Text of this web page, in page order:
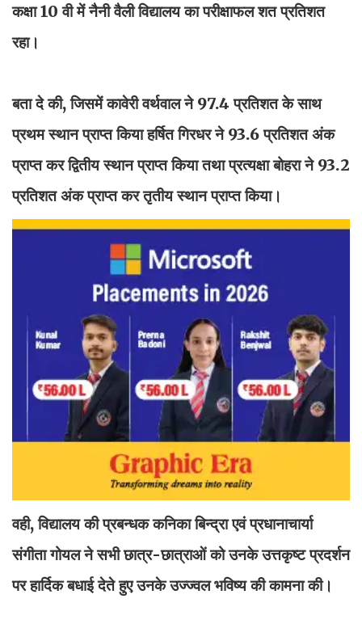
कक्षा 10 वी में नैनी वैली विद्यालय का परीक्षाफल शत प्रतिशत
रहा।
बता दे की, जिसमें कावेरी वर्थवाल ने 97.4 प्रतिशत के साथ
प्रथम स्थान प्राप्त किया हर्षित गिरधर ने 93.6 प्रतिशत अंक
प्राप्त कर द्वितीय स्थान प्राप्त किया तथा प्रत्यक्षा बोहरा ने 93.2
प्रतिशत अंक प्राप्त कर तृतीय स्थान प्राप्त किया।
वही, विद्यालय की प्रबन्धक कनिका बिन्द्रा एवं प्रधानाचार्या
संगीता गोयल ने सभी छात्र-छात्राओं को उनके उत्तकृष्ट प्रदर्शन
पर हार्दिक बधाई देते हुए उनके उज्ज्वल भविष्य की कामना की।